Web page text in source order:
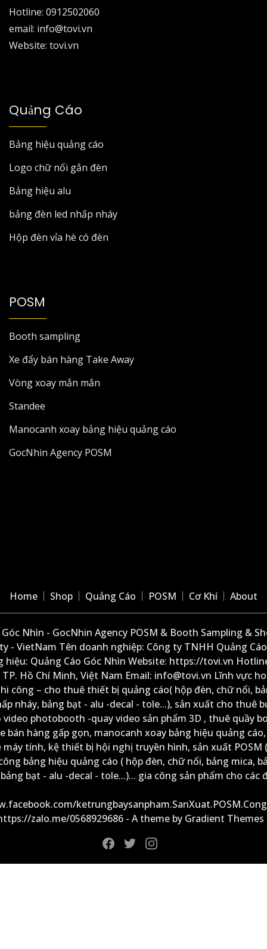
Hotline: 0912502060
email: info@tovi.vn
Website: tovi.vn
Quảng Cáo
Bảng hiệu quảng cáo
Logo chữ nổi gắn đèn
Bảng hiệu alu
bảng đèn led nhấp nháy
Hộp đèn vỉa hè có đèn
POSM
Booth sampling
Xe đẩy bán hàng Take Away
Vòng xoay mắn mắn
Standee
Manocanh xoay bảng hiệu quảng cáo
GocNhin Agency POSM
Home Shop Quảng Cáo POSM Cơ Khí About
Nhìn - GocNhin Agency POSM & Booth Sampling &
- VietNam Tên doanh nghiệp: Công ty TNHH Quảng
Quảng Cáo Góc Nhìn Website: https://tovi.vn
Hồ Chí Minh, Việt Nam Email: info@tovi.vn Lĩnh vực
công – cho thuê thiết bị quảng cáo( hộp đèn, chữ nổi,
nháy, bảng bạt - alu -decal - tole...), sản xuất cho thuê
photobooth -quay video sản phẩm 3D , thuê quầy
bán hàng gấp gọn, manocanh xoay bảng hiệu quảng
tính, kệ thiết bị hội nghị truyền hình, sản xuất POSM
bảng hiệu quảng cáo ( hộp đèn, chữ nổi, bảng mica,
bạt - alu -decal - tole...)... gia công sản phẩm cho các
zalo.me/0568929686 - A theme by Gradient